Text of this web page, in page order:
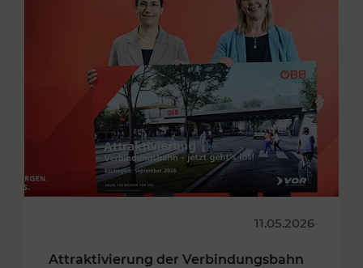
11.05.2026
Attraktivierung der Verbindungsbahn